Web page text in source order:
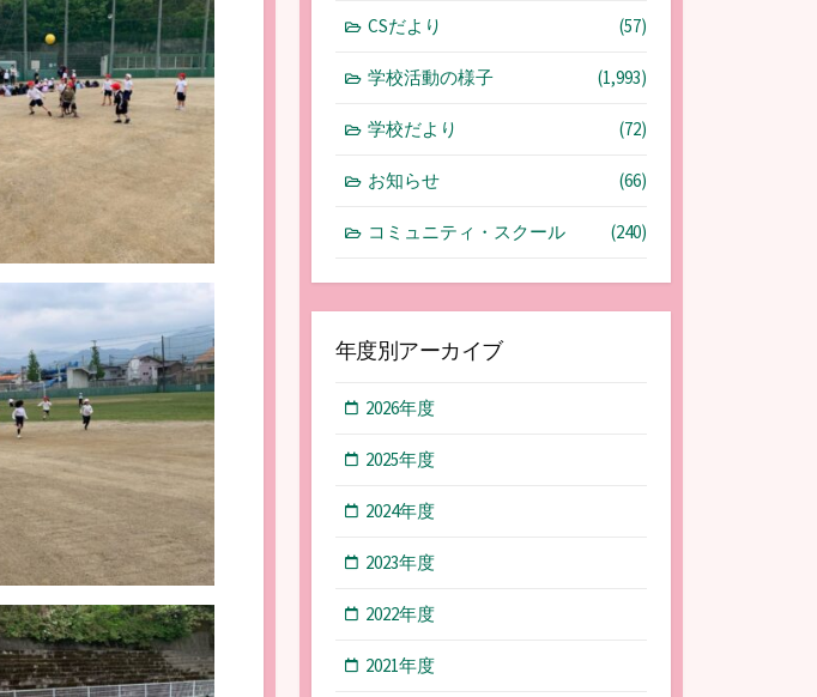
CSだより (57)
学校活動の様子 (1,993)
学校だより (72)
お知らせ (66)
コミュニティ・スクール (240)
年度別アーカイブ
2026年度
2025年度
2024年度
2023年度
2022年度
2021年度